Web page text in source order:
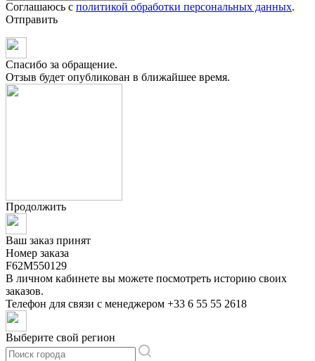
Соглашаюсь с политикой обработки персональных данных.
Отправить
Спасибо за обращение.
Отзыв будет опубликован в ближайшее время.
Продолжить
Ваш заказ принят
Номер заказа
F62M550129
В личном кабинете вы можете посмотреть историю своих
заказов.
Телефон для связи с менеджером +33 6 55 55 2618
Выберите свой регион